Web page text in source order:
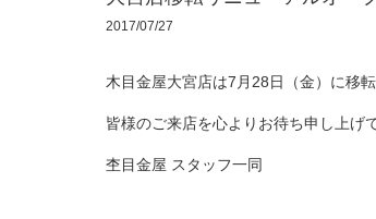
2017/07/27
木目金屋大宮店は7月28日（金）に移
皆様のご来店を心よりお待ち申し上げ
杢目金屋 スタッフ一同